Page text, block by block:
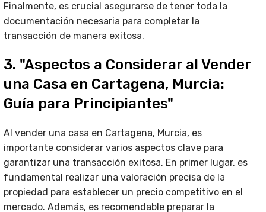
Finalmente, es crucial asegurarse de tener toda la
documentación necesaria para completar la
transacción de manera exitosa.
3. "Aspectos a Considerar al Vender
una Casa en Cartagena, Murcia:
Guía para Principiantes"
Al vender una casa en Cartagena, Murcia, es
importante considerar varios aspectos clave para
garantizar una transacción exitosa. En primer lugar, es
fundamental realizar una valoración precisa de la
propiedad para establecer un precio competitivo en el
mercado. Además, es recomendable preparar la